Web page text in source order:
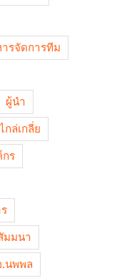
รจัดการทีม
ผู้นำ
กล่เกลี่ย
ร
มมนา
.นพพล